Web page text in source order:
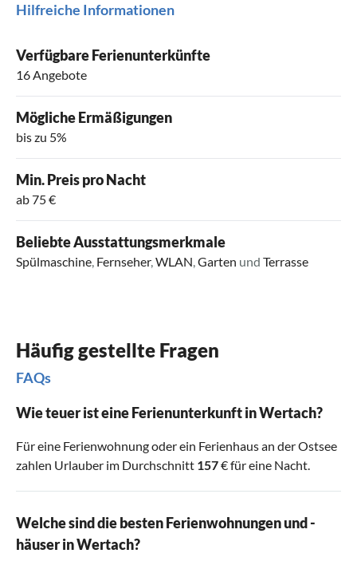
Hilfreiche Informationen
Verfügbare Ferienunterkünfte
16 Angebote
Mögliche Ermäßigungen
bis zu 5%
Min. Preis pro Nacht
ab 75 €
Beliebte Ausstattungsmerkmale
Spülmaschine, Fernseher,WLAN,Garten und Terrasse
Häufig gestellte Fragen
FAQs
Wie teuer ist eine Ferienunterkunft in Wertach?
Für eine Ferienwohnung oder ein Ferienhaus an der Ostsee
zahlen Urlauber im Durchschnitt 157€ für eine Nacht.
Welche sind die besten Ferienwohnungen und -
häuser in Wertach?